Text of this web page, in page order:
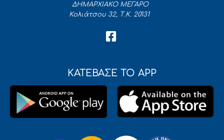
ΔΗΜΑΡΧΙΑΚΟ ΜΕΓΑΡΟ
Κολιάτσου 32, Τ.Κ. 20131
ΚΑΤΕΒΑΣΕ ΤΟ APP